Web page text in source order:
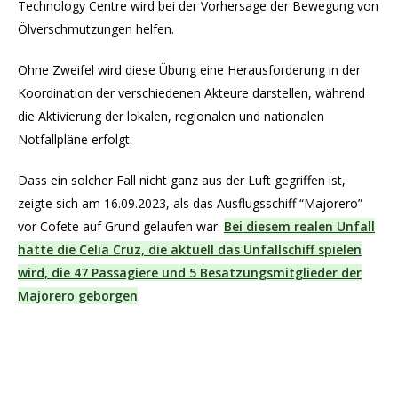
Technology Centre wird bei der Vorhersage der Bewegung von
Ölverschmutzungen helfen.
Ohne Zweifel wird diese Übung eine Herausforderung in der
Koordination der verschiedenen Akteure darstellen, während
die Aktivierung der lokalen, regionalen und nationalen
Notfallpläne erfolgt.
Dass ein solcher Fall nicht ganz aus der Luft gegriffen ist,
zeigte sich am 16.09.2023, als das Ausflugsschiff “Majorero”
vor Cofete auf Grund gelaufen war. Bei diesem realen Unfall
hatte die Celia Cruz, die aktuell das Unfallschiff spielen
wird, die 47 Passagiere und 5 Besatzungsmitglieder der
Majorero geborgen.